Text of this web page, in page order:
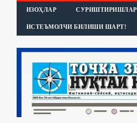
ИЗОҲЛАР СУРИШТИРИШЛАР
ИСТЕЪМОЛЧИ БИЛИШИ ШАРТ!